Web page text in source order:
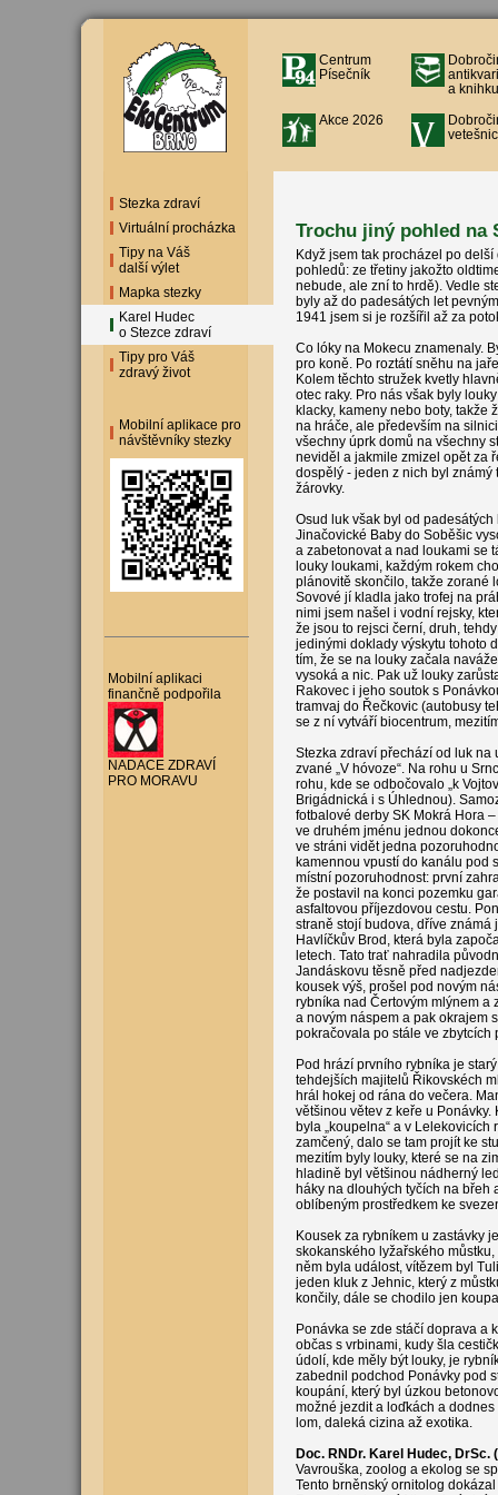
Centrum
Písečník
a
Akce 2026
Stezka zdraví
Virtuální procházka
Tipy na Váš
další výlet
Mapka stezky
Karel Hudec
o Stezce zdraví
Tipy pro Váš
zdravý život
Mobilní aplikace pro
návštěvníky stezky
Mobilní aplikaci
finančně podpořila
NADACE ZDRAVÍ
PRO MORAVU
Trochu jiný pohled na
Když jsem tak procházel po
pohledů: ze třetiny jakožto
nebude, ale zní to hrdě). Vedle
byly až do padesátých let
1941 jsem si je rozšířil až za
Co lóky na Mokecu znamenaly.
pro koně. Po roztátí sněhu na
Kolem těchto stružek kvetly
otec raky. Pro nás však byly
klacky, kameny nebo boty,
na hráče, ale především na
všechny úprk domů na všechny
neviděl a jakmile zmizel opět za
dospělý - jeden z nich byl
žárovky.
Osud luk však byl od
Jinačovické Baby do Soběšic
a zabetonovat a nad loukami se
louky loukami, každým rokem
plánovitě skončilo, takže zorané
Sovové jí kladla jako trofej na
nimi jsem našel i vodní rejsky,
že jsou to rejsci černí, druh,
jedinými doklady výskytu tohoto
tím, že se na louky začala
vysoká a nic. Pak už louky
Rakovec i jeho soutok s
tramvaj do Řečkovic (autobusy
se z ní vytváří biocentrum,
Stezka zdraví přechází od luk
zvané „V hóvoze“. Na rohu u
rohu, kde se odbočovalo „k
Brigádnická i s Úhlednou).
fotbalové derby SK Mokrá Hora
ve druhém jménu jednou
ve stráni vidět jedna
kamennou vpustí do kanálu pod
místní pozoruhodnost: první
že postavil na konci pozemku
asfaltovou příjezdovou cestu.
straně stojí budova, dříve známá
Havlíčkův Brod, která byla
letech. Tato trať nahradila
Jandáskovu těsně před
kousek výš, prošel pod novým
rybníka nad Čertovým mlýnem a
a novým náspem a pak okrajem
pokračovala po stále ve zbytcích
Pod hrází prvního rybníka je
tehdejších majitelů Řikovskéch
hrál hokej od rána do večera.
většinou větev z keře u
byla „koupelna“ a v
zamčený, dalo se tam projít ke
mezitím byly louky, které se na
hladině byl většinou nádherný
háky na dlouhých tyčích na
oblíbeným prostředkem ke
Kousek za rybníkem u zastávky
skokanského lyžařského
něm byla událost, vítězem byl
jeden kluk z Jehnic, který z
končily, dále se chodilo jen
Ponávka se zde stáčí doprava a
občas s vrbinami, kudy šla
údolí, kde měly být louky, je
zabednil podchod Ponávky pod
koupání, který byl úzkou
možné jezdit a loďkách a
lom, daleká cizina až exotika.
Doc. RNDr. Karel Hudec,
Vavrouška, zoolog a ekolog se
Tento brněnský ornitolog